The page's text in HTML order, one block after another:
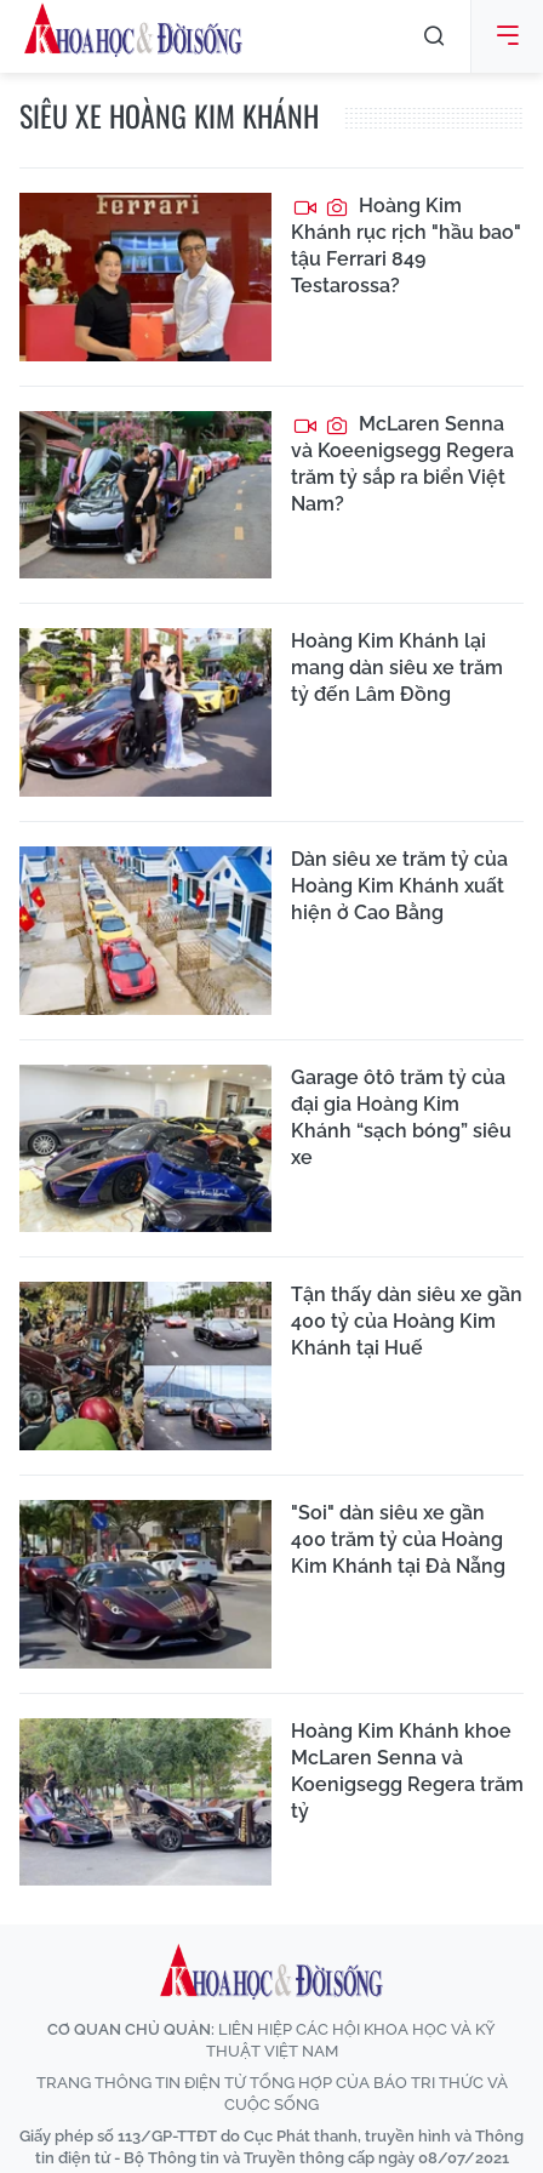
SIÊU XE HOÀNG KIM KHÁNH
Hoàng Kim
Khánh rục rịch "hầu bao"
tậu Ferrari 849
Testarossa?
McLaren Senna
và Koeenigsegg Regera
trăm tỷ sắp ra biển Việt
Nam?
Hoàng Kim Khánh lại
mang dàn siêu xe trăm
tỷ đến Lâm Đồng
Dàn siêu xe trăm tỷ của
Hoàng Kim Khánh xuất
hiện ở Cao Bằng
Garage ôtô trăm tỷ của
đại gia Hoàng Kim
Khánh “sạch bóng” siêu
xe
Tận thấy dàn siêu xe gần
400 tỷ của Hoàng Kim
Khánh tại Huế
"Soi" dàn siêu xe gần
400 trăm tỷ của Hoàng
Kim Khánh tại Đà Nẵng
Hoàng Kim Khánh khoe
McLaren Senna và
Koenigsegg Regera trăm
tỷ
CƠ QUAN CHỦ QUẢN: LIÊN HIỆP CÁC HỘI KHOA HỌC VÀ KỸ
THUẬT VIỆT NAM
TRANG THÔNG TIN ĐIỆN TỬ TỔNG HỢP CỦA BÁO TRI THỨC VÀ
CUỘC SỐNG
Giấy phép số 113/GP-TTĐT do Cục Phát thanh, truyền hình và Thông
tin điện tử - Bộ Thông tin và Truyền thông cấp ngày 08/07/2021